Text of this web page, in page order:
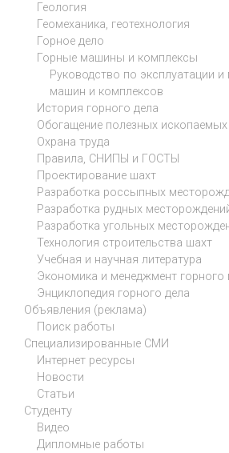
Геология
Геомеханика, геотехнология
Горное дело
Горные машины и комплексы
Руководство по эксплуатации
машин и комплексов
История горного дела
Обогащение полезных ископаемых
Охрана труда
Правила, СНИПЫ и ГОСТЫ
Проектирование шахт
Разработка россыпных
Разработка рудных
Разработка угольных
Технология строительства шахт
Учебная и научная литература
Экономика и менеджмент горного
Энциклопедия горного дела
Объявления (реклама)
Поиск работы
Специализированные СМИ
Интернет ресурсы
Новости
Статьи
Студенту
Видео
Дипломные работы